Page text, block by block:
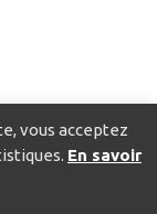
vous acceptez
En savoir